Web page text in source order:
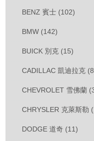
BENZ 賓士 (102)
BMW (142)
BUICK 別克 (15)
CADILLAC 凱迪拉克
CHEVROLET 雪佛蘭
CHRYSLER 克萊斯勒
DODGE 道奇 (11)